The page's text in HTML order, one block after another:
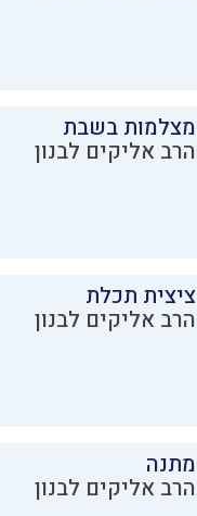
מצלמות בשבת
הרב אליקים לבנון
ציצית תכלת
הרב אליקים לבנון
מתנה
הרב אליקים לבנון